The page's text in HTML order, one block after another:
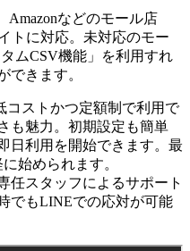
Amazonなどのモール店
トに対応。未対応のモー
ムCSV機能」を利用すれ
できます。
コストかつ定額制で利用で
も魅力。初期設定も簡単
日利用を開始できます。最
始められます。
任スタッフによるサポート
でもLINEでの応対が可能